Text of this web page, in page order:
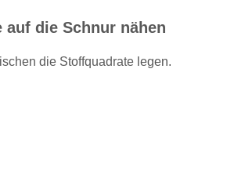
auf die Schnur nähen
die Stoffquadrate legen.